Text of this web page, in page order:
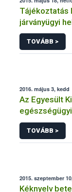
Tájékoztatás
járványügyi
TOVÁBB >
2016. május 3, kedd
Az Egyesült
növényekre és faanyagra
kórokozó
TOVÁBB >
2015. szeptember
Kéknyelv